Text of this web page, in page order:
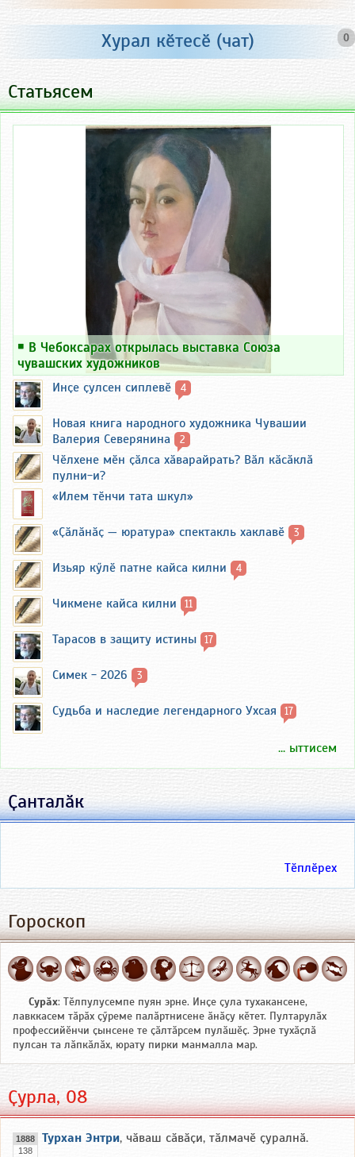
0
Хурал кӗтесӗ (чат)
Статьясем
￭ В Чебоксарах открылась выставка Союза
чувашских художников
Инҫе ҫулсен сиплевӗ 4
Новая книга народного художника Чувашии
Валерия Северянина
2
Чӗлхене мӗн ҫӑлса хӑварайрать? Вӑл кӑсӑклӑ
пулни-и?
«Илем тӗнчи тата шкул»
«Ҫӑлӑнӑҫ — юратура» спектакль хаклавӗ 3
Изьяр кӳлӗ патне кайса килни 4
Чикмене кайса килни 11
Тарасов в защиту истины 17
Симек - 2026 3
Судьба и наследие легендарного Ухсая 17
... ыттисем
Ҫанталӑк
Тӗплӗрех
Гороскоп
Сурӑх: Тӗлпулусемпе пуян эрне. Инҫе ҫула тухакансене,
лавккасем тӑрӑх ҫӳреме палӑртнисене ӑнӑҫу кӗтет. Пултарулӑх
профессийӗнчи ҫынсене те ҫӑлтӑрсем пулӑшӗҫ. Эрне тухӑҫлӑ
пулсан та лӑпкӑлӑх, юрату пирки манмалла мар.
Ҫурла, 08
1888
138
Турхан Энтри, чӑваш сӑвӑҫи, тӑлмачӗ ҫуралнӑ.